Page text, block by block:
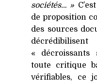
sociétés… »
de proposition
des sources
« décroissants
toute critique
vérifiables, ce